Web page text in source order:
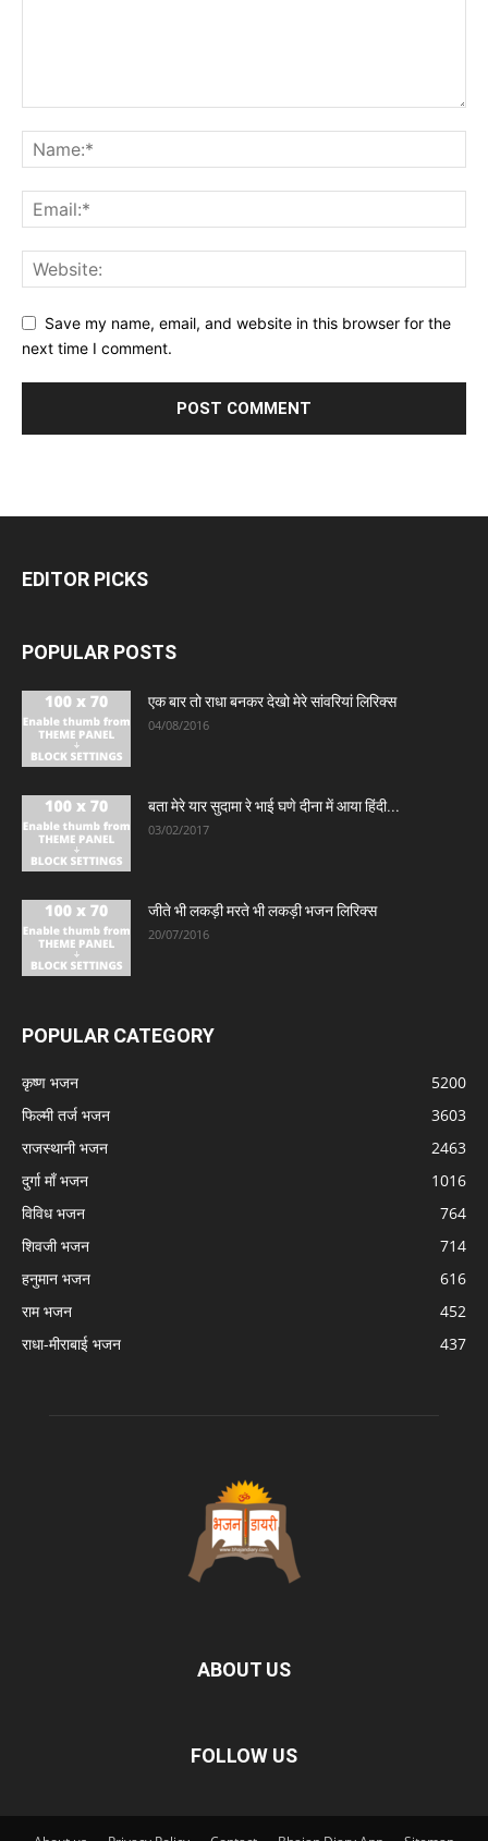
Save my name, email, and website in this browser for the
next time I comment.
EDITOR PICKS
POPULAR POSTS
एक बार तो राधा बनकर देखो मेरे सांवरियां लिरिक्स
04/08/2016
बता मेरे यार सुदामा रे भाई घणे दीना में आया हिंदी...
03/02/2017
जीते भी लकड़ी मरते भी लकड़ी भजन लिरिक्स
20/07/2016
POPULAR CATEGORY
कृष्ण भजन
5200
फिल्मी तर्ज भजन
3603
राजस्थानी भजन
2463
दुर्गा माँ भजन
1016
विविध भजन
764
शिवजी भजन
714
हनुमान भजन
616
राम भजन
452
राधा-मीराबाई भजन
437
ABOUT US
FOLLOW US